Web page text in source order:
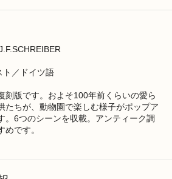
／ドイツ語
刻版です。およそ100年前くらいの愛ら
たちが、動物園で楽しむ様子がポップア
。6つのシーンを収載。アンティーク調
です。